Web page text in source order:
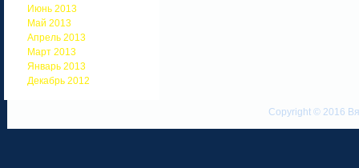
Июнь 2013
Май 2013
Апрель 2013
Март 2013
Январь 2013
Декабрь 2012
Copyright © 2016